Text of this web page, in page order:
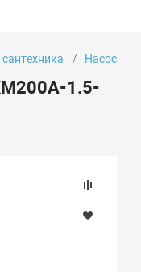
Насосы
1.5-